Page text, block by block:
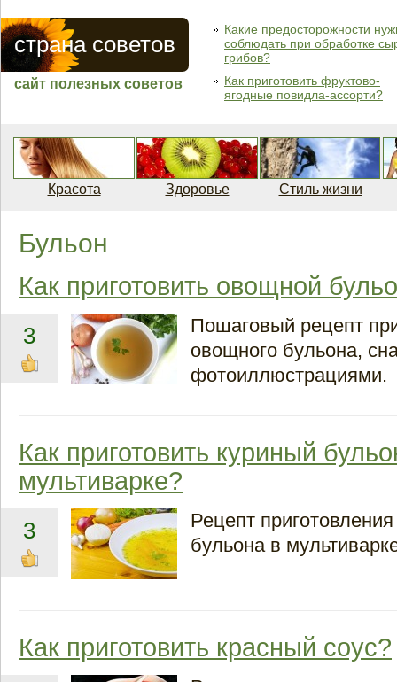
страна советов
сайт полезных советов
Какие предосторожности
соблюдать при обработке
грибов?
Как приготовить фруктово-
ягодные повидла-ассорти?
Красота Здоровье Стиль жизни
Бульон
Как приготовить овощной
3
Пошаговый рецепт
овощного бульона,
фотоиллюстрациями.
Как приготовить куриный
мультиварке?
3
Рецепт приготовления
бульона в
Как приготовить красный соус?